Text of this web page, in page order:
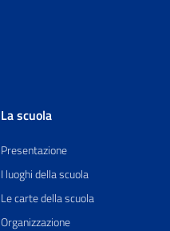
La scuola
Presentazione
I luoghi della scuola
Le carte della scuola
Organizzazione